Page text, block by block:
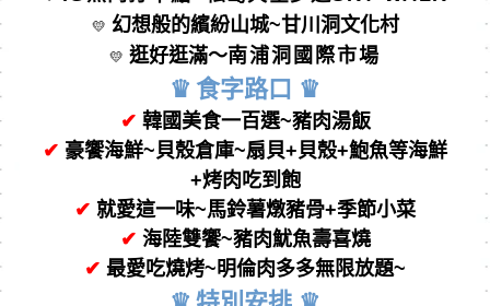
💛 幻想般的繽紛山城~甘川洞文化村
💛 逛好逛滿～南浦洞國際市場
♛ 食字路⼝ ♛
✔ 韓國美食一百選~豬肉湯飯
✔ 豪饗海鮮~貝殼倉庫~扇貝+貝殼+鮑魚等海鮮
+烤肉吃到飽
✔ 就愛這一味~馬鈴薯燉豬骨+季節小菜
✔ 海陸雙饗~豬肉魷魚壽喜燒
✔ 最愛吃燒烤~明倫肉多多無限放題~